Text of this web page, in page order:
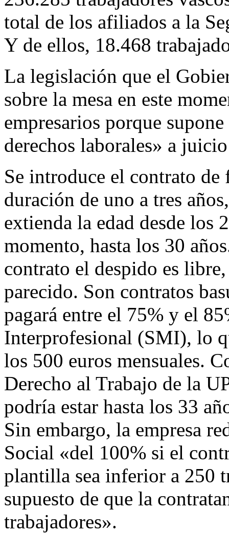
total de los afiliados a la
Y de ellos, 18.468
La legislación que el
sobre la mesa en este
empresarios porque
derechos laborales» a
Se introduce el contrato de
duración de uno a tres
extienda la edad desde los
momento, hasta los 30
contrato el despido es
parecido. Son contratos
pagará entre el 75% y el
Interprofesional (SMI), lo
los 500 euros mensuales.
Derecho al Trabajo de la
podría estar hasta los 33
Sin embargo, la empresa
Social «del 100% si el
plantilla sea inferior a 250
supuesto de que la
trabajadores».